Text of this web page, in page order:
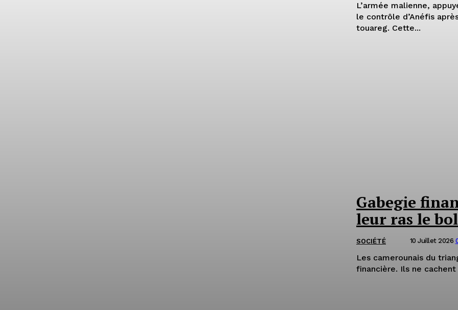
L’armée malienne,
le contrôle d’Anéfis
touareg. Cette...
Gabegie
leur ras le bol
SOCIÉTÉ 10 Juillet 2026
Les camerounais du
financière. Ils ne